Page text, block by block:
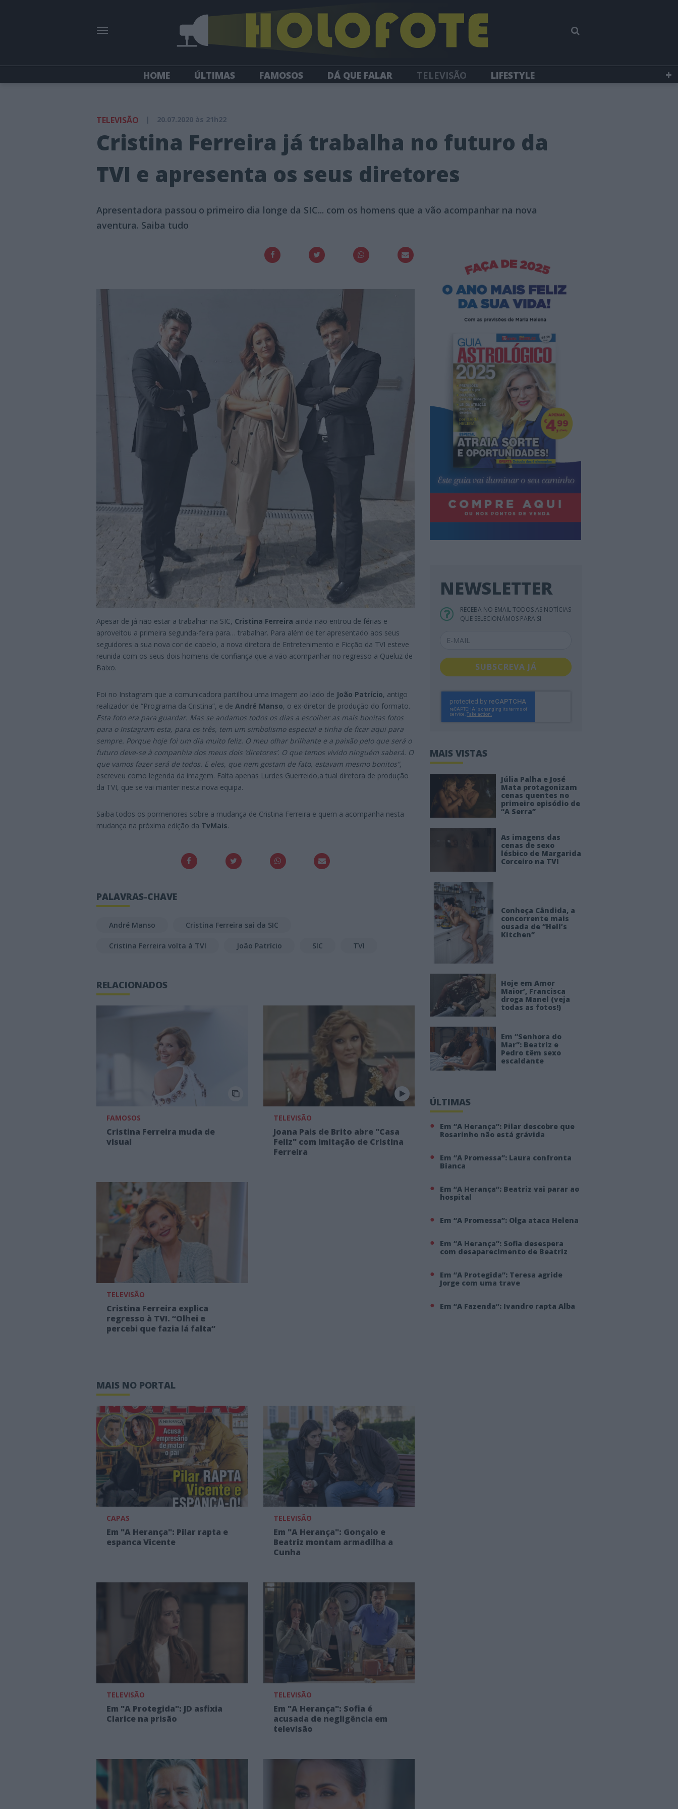
HOME ÚLTIMAS FAMOSOS DÁ QUE FALAR TELEVISÃO
LIFESTYLE
TELEVISÃO | 20.07.2020 às 21h22
Cristina Ferreira já trabalha no futuro da
TVI e apresenta os seus diretores
Apresentadora passou o primeiro dia longe da SIC... com os homens que a vão acompanhar na nova
aventura. Saiba tudo
Apesar de já não estar a trabalhar na SIC, Cristina Ferreira ainda não entrou de férias e
aproveitou a primeira segunda-feira para… trabalhar. Para além de ter apresentado aos seus
seguidores a sua nova cor de cabelo, a nova diretora de Entretenimento e Ficção da TVI esteve
reunida com os seus dois homens de confiança que a vão acompanhar no regresso a Queluz de
Baixo.
Foi no Instagram que a comunicadora partilhou uma imagem ao lado de João Patrício, antigo
realizador de “Programa da Cristina”, e de André Manso, o ex-diretor de produção do formato.
Esta foto era para guardar. Mas se andamos todos os dias a escolher as mais bonitas fotos
para o Instagram esta, para os três, tem um simbolismo especial e tinha de ficar aqui para
sempre. Porque hoje foi um dia muito feliz. O meu olhar brilhante e a paixão pelo que será o
futuro deve-se à companhia dos meus dois ‘diretores’. O que temos vivido ninguém saberá. O
que vamos fazer será de todos. E eles, que nem gostam de fato, estavam mesmo bonitos”,
escreveu como legenda da imagem. Falta apenas Lurdes Guerreido,a tual diretora de produção
da TVI, que se vai manter nesta nova equipa.
Saiba todos os pormenores sobre a mudança de Cristina Ferreira e quem a acompanha nesta
mudança na próxima edição da TvMais.
PALAVRAS-CHAVE
André Manso Cristina Ferreira sai da SIC
Cristina Ferreira volta à TVI João Patrício SIC TVI
RELACIONADOS
FAMOSOS
Cristina Ferreira muda de
visual
TELEVISÃO
Joana Pais de Brito abre "Casa
Feliz" com imitação de Cristina
Ferreira
TELEVISÃO
Cristina Ferreira explica
regresso à TVI. “Olhei e
percebi que fazia lá falta”
MAIS NO PORTAL
CAPAS
Em "A Herança": Pilar rapta e
espanca Vicente
TELEVISÃO
Em "A Herança": Gonçalo e
Beatriz montam armadilha a
Cunha
TELEVISÃO
Em "A Protegida": JD asfixia
Clarice na prisão
TELEVISÃO
Em "A Herança": Sofia é
acusada de negligência em
televisão
NEWSLETTER
RECEBA NO EMAIL TODOS AS NOTÍCIAS
QUE SELECIONÁMOS PARA SI
SUBSCREVA JÁ
MAIS VISTAS
Júlia Palha e José
Mata protagonizam
cenas quentes no
primeiro episódio de
“A Serra”
As imagens das
cenas de sexo
lésbico de Margarida
Corceiro na TVI
Conheça Cândida, a
concorrente mais
ousada de “Hell’s
Kitchen”
Hoje em Amor
Maior’, Francisca
droga Manel (veja
todas as fotos!)
Em “Senhora do
Mar”: Beatriz e
Pedro têm sexo
escaldante
ÚLTIMAS
Em “A Herança”: Pilar descobre que
Rosarinho não está grávida
Em “A Promessa”: Laura confronta
Bianca
Em “A Herança”: Beatriz vai parar ao
hospital
Em “A Promessa”: Olga ataca Helena
Em “A Herança”: Sofia desespera
com desaparecimento de Beatriz
Em “A Protegida”: Teresa agride
Jorge com uma trave
Em “A Fazenda”: Ivandro rapta Alba